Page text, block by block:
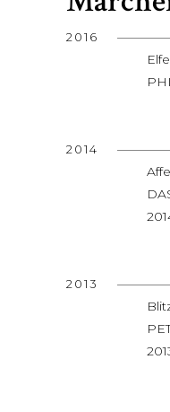
2016
2014
Affe
2013